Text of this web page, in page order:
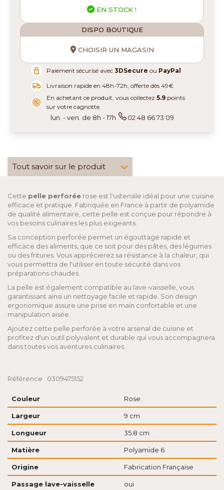
EN STOCK !
DISPO BOUTIQUE
CHOISIR UN MAGASIN
Paiement sécurisé avec3DSecure ou PayPal
Livraison rapide en 48h-72h, offerte dès 49€
En achetant ce produit, vous collectez5.9 points
sur votre cagnotte.
lun. - ven. de 8h - 17h 02 48 66 73 09
Tout savoir sur le produit
Cette pelle perforée rose est l'ustensile idéal pour une cuisine
efficace et pratique. Fabriquée en France à partir de polyamide
de qualité alimentaire, cette pelle est conçue pour répondre à
vos besoins culinaires les plus exigeants.
Sa conception perforée permet un égouttage rapide et
efficace des aliments, que ce soit pour des pâtes, des légumes
ou des fritures. Vous apprécierez sa résistance à la chaleur, qui
vous permettra de l'utiliser en toute sécurité dans vos
préparations chaudes.
La pelle est également compatible au lave-vaisselle, vous
garantissant ainsi un nettoyage facile et rapide. Son design
ergonomique assure une prise en main confortable et une
manipulation aisée.
Ajoutez cette pelle perforée à votre arsenal de cuisine et
profitez d'un outil polyvalent et durable qui vous accompagnera
dans toutes vos aventures culinaires.
Référence : 0309475152
Couleur Rose
Largeur 9 cm
Longueur 35.8 cm
Matière Polyamide 6
Origine Fabrication Française
Passage lave-vaisselle oui